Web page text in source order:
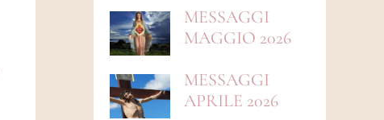
MESSAGGI
MAGGIO 2026
MESSAGGI
APRILE 2026